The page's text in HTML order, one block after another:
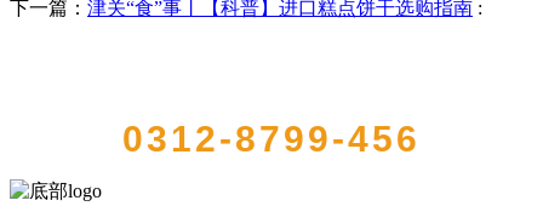
下一篇： 津关“食”事丨【科普】进口糕点饼干选购指南 :
0312-8799-456